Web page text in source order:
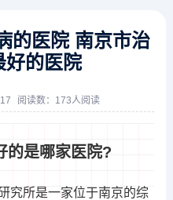
的医院 南京市治
好的医院
阅读数：173人阅读
的是哪家医院?
究所是一家位于南京的综